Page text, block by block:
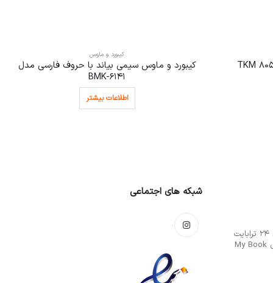
کیبورد و ماوس
کیبورد و ماوس سیمی بیاند با حروف فارسی مدل
BMK-6141
اطلاعات بیشتر
هارددیسک اکسترنال 24 ترابایت
وسترن دیجیتال مدل My Book
شبکه های اجتماعی